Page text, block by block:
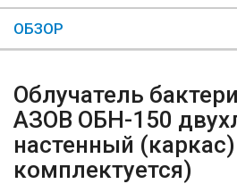
ОБЗОР
Облучатель
АЗОВ ОБН-150
настенный
комплектуется)